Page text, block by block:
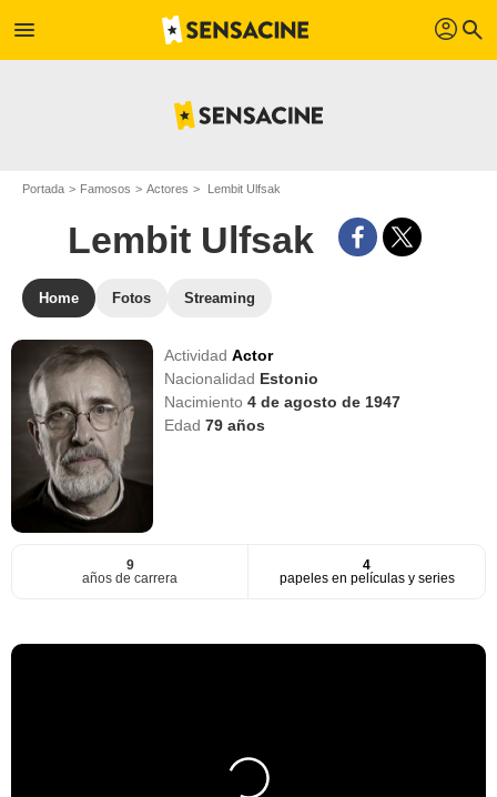
menu profil search
Portada Famosos Actores Lembit Ulfsak
Lembit Ulfsak
Home Fotos Streaming
ActividadActor
Nacionalidad Estonio
Nacimiento4 de agosto de 1947
Edad79 años
9
años de carrera
4
papeles en películas y series